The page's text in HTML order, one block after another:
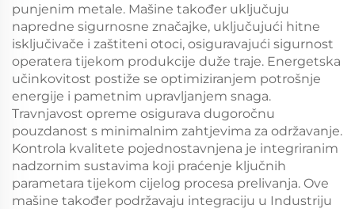
punjenim metale. Mašine također uključuju
napredne sigurnosne značajke, uključujući hitne
isključivače i zaštiteni otoci, osiguravajući sigurnost
operatera tijekom produkcije duže traje. Energetska
učinkovitost postiže se optimiziranjem potrošnje
energije i pametnim upravljanjem snaga.
Travnjavost opreme osigurava dugoročnu
pouzdanost s minimalnim zahtjevima za održavanje.
Kontrola kvalitete pojednostavnjena je integriranim
nadzornim sustavima koji praćenje ključnih
parametara tijekom cijelog procesa prelivanja. Ove
mašine također podržavaju integraciju u Industriju